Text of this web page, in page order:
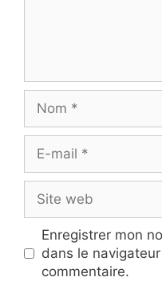
mail
web
Enregistrer mon
dans le
commentaire.